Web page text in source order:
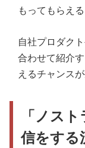
もってもらえ
自社プロダク
合わせて紹介
えるチャンス
「ノス
信をする